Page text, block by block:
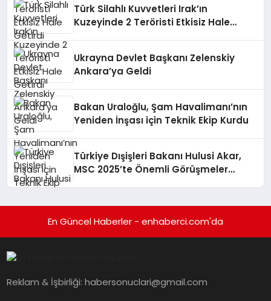
Türk Silahlı Kuvvetleri Irak’ın
Kuzeyinde 2 Teröristi Etkisiz Hale
Ukrayna Devlet Başkanı Zelenskiy
Ankara’ya Geldi
Bakan Uraloğlu, Şam Havalimanı’nın
Yeniden İnşası için Teknik Ekip Kurdu
Türkiye Dışişleri Bakanı Hulusi Akar,
MSC 2025’te Önemli Görüşmeler
En Güncel Haberler - enhaberci.com'da
Reklam & İşbirliği:habersonuclari@gmail.com